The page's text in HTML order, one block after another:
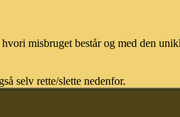
misbruget består og med den
selv rette/slette nedenfor.